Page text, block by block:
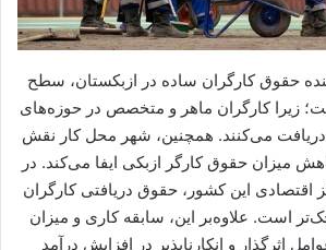
حقوق کارگران ساده در ازبکستان، سطح
زیرا کارگران ماهر و متخصص در حوزه‌های
می‌کنند. همچنین، شهر محل کار نقش
میزان حقوق کارگر ازبکی ایفا می‌کند. در
اقتصادی این کشور، حقوق دریافتی کارگران
است. علاوه‌بر این، سابقه کاری و میزان
اثرگذار و انکارناپذیر در افزایش درآمد